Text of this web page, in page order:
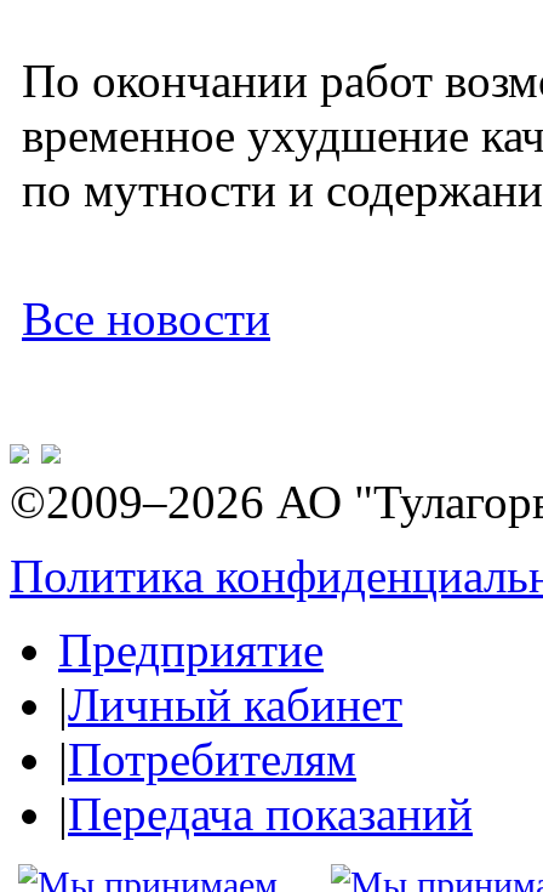
По окончании работ
временное ухудшение
по мутности и
Все новости
©2009–2026 АО
Политика
Предприятие
|Личный кабинет
|Потребителям
|Передача показаний